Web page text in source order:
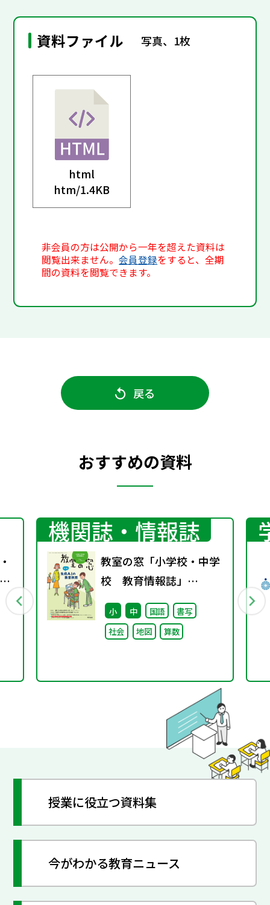
資料ファイル 写真、1枚
html
htm/1.4KB
非会員の方は公開から一年を超えた資料は
閲覧出来ません。会員登録をすると、全期
間の資料を閲覧できます。
戻る
おすすめの資料
機関誌・情報誌
教室の窓「小学校・中学
校 教育情報誌」
vol.75 2025年4月発行
小 中 国語
書写
社会
地図 算数
授業に役立つ資料集
今がわかる教育ニュース